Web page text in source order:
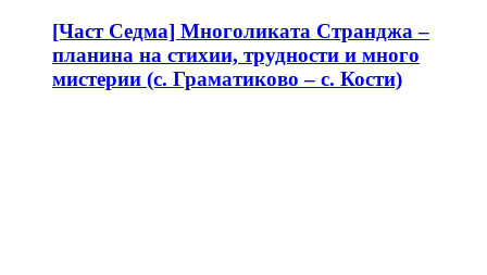
[Част Седма] Многоликата Странджа –
планина на стихии, трудности и много
мистерии (с. Граматиково – с. Кости)